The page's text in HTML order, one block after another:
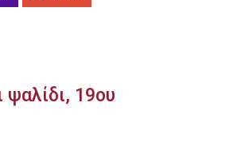
ψαλίδι, 19ου